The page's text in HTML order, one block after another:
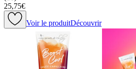
25,75€
Voir le produitDécouvrir